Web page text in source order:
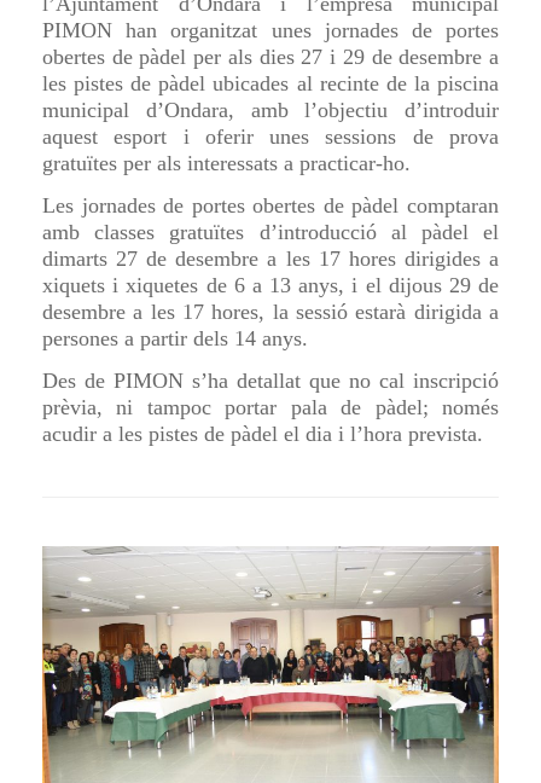
PIMON han organitzat unes jornades de portes
obertes de pàdel per als dies 27 i 29 de desembre a
les pistes de pàdel ubicades al recinte de la piscina
municipal d’Ondara, amb l’objectiu d’introduir
aquest esport i oferir unes sessions de prova
gratuïtes per als interessats a practicar-ho.
Les jornades de portes obertes de pàdel comptaran
amb classes gratuïtes d’introducció al pàdel el
dimarts 27 de desembre a les 17 hores dirigides a
xiquets i xiquetes de 6 a 13 anys, i el dijous 29 de
desembre a les 17 hores, la sessió estarà dirigida a
persones a partir dels 14 anys.
Des de PIMON s’ha detallat que no cal inscripció
prèvia, ni tampoc portar pala de pàdel; només
acudir a les pistes de pàdel el dia i l’hora prevista.